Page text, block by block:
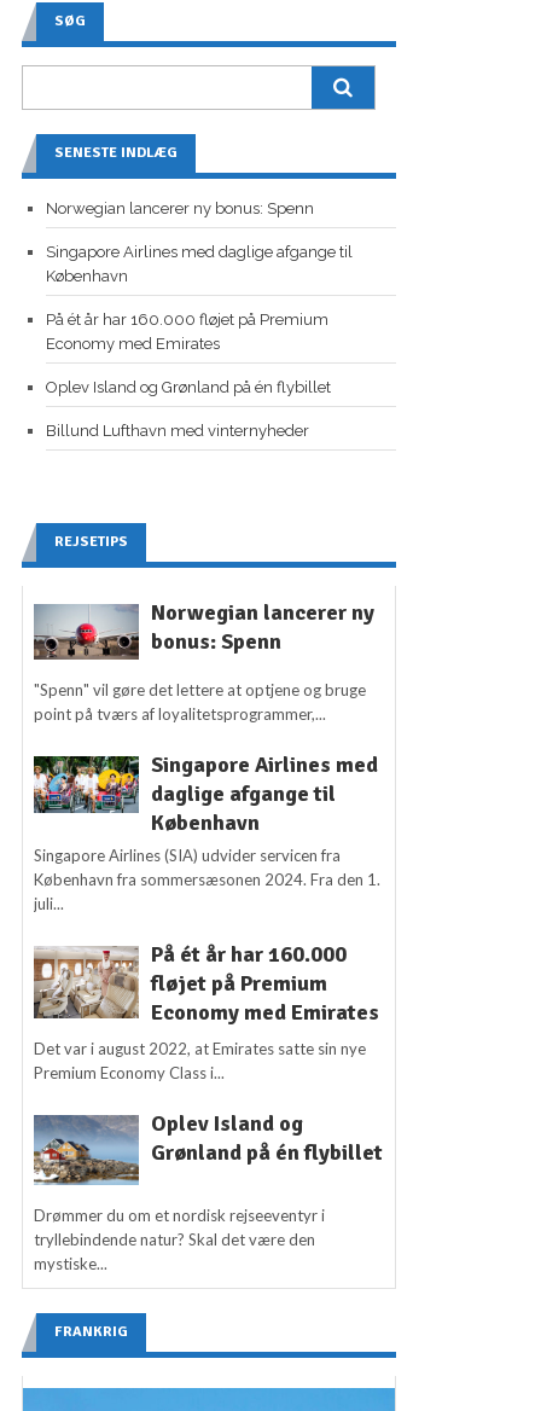
SØG
SENESTE INDLÆG
Norwegian lancerer ny bonus: Spenn
Singapore Airlines med daglige afgange til
København
På ét år har 160.000 fløjet på Premium
Economy med Emirates
Oplev Island og Grønland på én flybillet
Billund Lufthavn med vinternyheder
REJSETIPS
Norwegian lancerer ny
bonus: Spenn
"Spenn" vil gøre det lettere at optjene og bruge
point på tværs af loyalitetsprogrammer,...
Singapore Airlines med
daglige afgange til
København
Singapore Airlines (SIA) udvider servicen fra
København fra sommersæsonen 2024. Fra den 1.
juli...
På ét år har 160.000
fløjet på Premium
Economy med Emirates
Det var i august 2022, at Emirates satte sin nye
Premium Economy Class i...
Oplev Island og
Grønland på én flybillet
Drømmer du om et nordisk rejseeventyr i
tryllebindende natur? Skal det være den
mystiske...
FRANKRIG